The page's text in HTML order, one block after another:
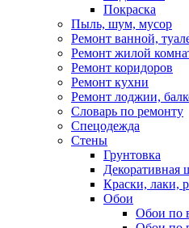
Покраска
Пыль, шум, мусор
Ремонт ванной,
Ремонт жилой
Ремонт коридоров
Ремонт кухни
Ремонт лоджии,
Словарь по ремонту
Спецодежда
Стены
Грунтовка
Декоративная
Краски, лаки,
Обои
Обои по